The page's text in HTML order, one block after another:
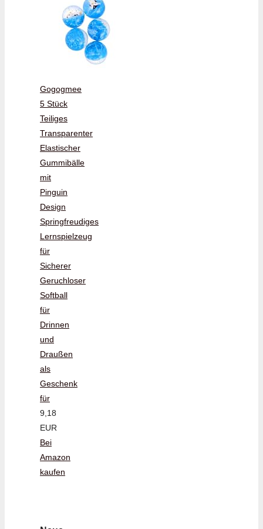
Gogogmee
5 Stück
Teiliges
Transparenter
Elastischer
Gummibälle
mit
Pinguin
Design
Springfreudiges
Lernspielzeug
für
Sicherer
Geruchloser
Softball
für
Drinnen
und
Draußen
als
Geschenk
für
9,18
EUR
Bei
Amazon
kaufen